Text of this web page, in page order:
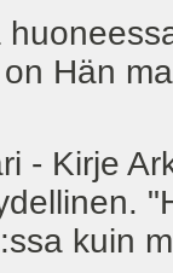
Hän
- Kirje